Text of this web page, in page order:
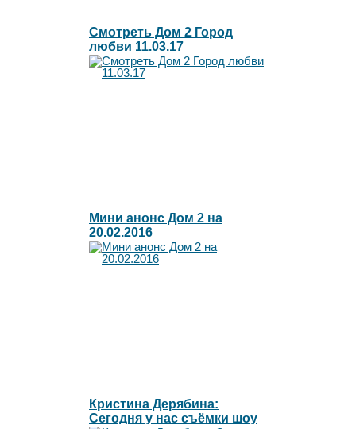
Смотреть Дом 2 Город
любви 11.03.17
Мини анонс Дом 2 на
20.02.2016
Кристина Дерябина:
Сегодня у нас съёмки шоу